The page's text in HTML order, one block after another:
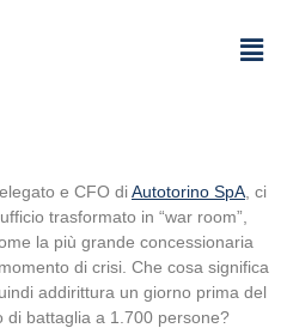
e CFO di Autotorino SpA , ci
trasformato in “war room”,
la più grande concessionaria
di crisi. Che cosa significa
addirittura un giorno prima del
di battaglia a 1.700 persone?